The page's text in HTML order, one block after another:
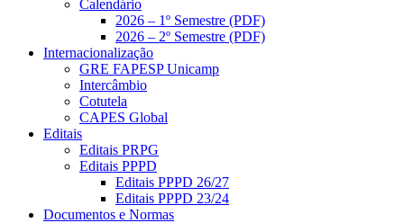
Calendário
2026 – 1º Semestre (PDF)
2026 – 2º Semestre (PDF)
Internacionalização
GRE FAPESP Unicamp
Intercâmbio
Cotutela
CAPES Global
Editais
Editais PRPG
Editais PPPD
Editais PPPD 26/27
Editais PPPD 23/24
Documentos e Normas